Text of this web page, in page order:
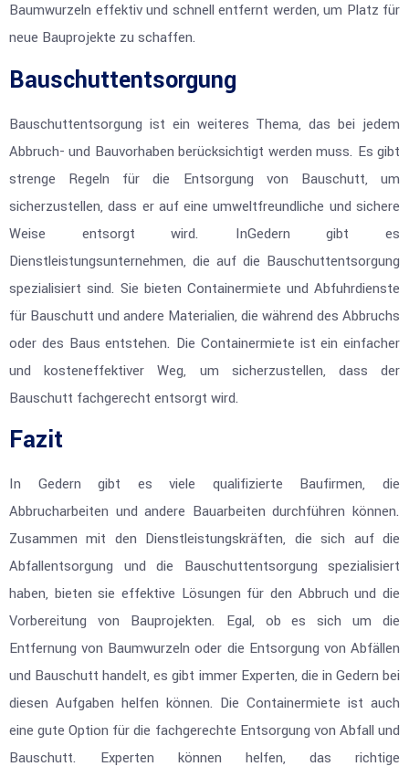
Baumwurzeln effektiv und schnell entfernt werden, um Platz für
neue Bauprojekte zu schaffen.
Bauschuttentsorgung
Bauschuttentsorgung ist ein weiteres Thema, das bei jedem
Abbruch- und Bauvorhaben berücksichtigt werden muss. Es gibt
strenge Regeln für die Entsorgung von Bauschutt, um
sicherzustellen, dass er auf eine umweltfreundliche und sichere
Weise entsorgt wird. InGedern gibt es
Dienstleistungsunternehmen, die auf die Bauschuttentsorgung
spezialisiert sind. Sie bieten Containermiete und Abfuhrdienste
für Bauschutt und andere Materialien, die während des Abbruchs
oder des Baus entstehen. Die Containermiete ist ein einfacher
und kosteneffektiver Weg, um sicherzustellen, dass der
Bauschutt fachgerecht entsorgt wird.
Fazit
In Gedern gibt es viele qualifizierte Baufirmen, die
Abbrucharbeiten und andere Bauarbeiten durchführen können.
Zusammen mit den Dienstleistungskräften, die sich auf die
Abfallentsorgung und die Bauschuttentsorgung spezialisiert
haben, bieten sie effektive Lösungen für den Abbruch und die
Vorbereitung von Bauprojekten. Egal, ob es sich um die
Entfernung von Baumwurzeln oder die Entsorgung von Abfällen
und Bauschutt handelt, es gibt immer Experten, die in Gedern bei
diesen Aufgaben helfen können. Die Containermiete ist auch
eine gute Option für die fachgerechte Entsorgung von Abfall und
Bauschutt. Experten können helfen, das richtige